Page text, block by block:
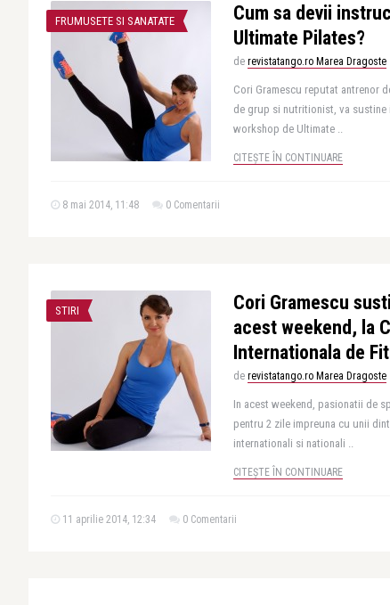
FRUMUSETE SI SANATATE
Cum sa devii
Ultimate Pilates?
de revistatango.ro Marea Dragoste
Cori Gramescu reputat antrenor
de grup si nutritionist, va sustine
workshop de Ultimate ..
CITEȘTE ÎN CONTINUARE
8 mai 2014, 11:48 0 Comentarii
STIRI
Cori Gramescu
acest weekend, la
Internationala de
de revistatango.ro Marea Dragoste
In acest weekend, pasionatii de
pentru 2 zile impreuna cu unii
internationali si nationali ..
CITEȘTE ÎN CONTINUARE
11 aprilie 2014, 12:34 0 Comentarii